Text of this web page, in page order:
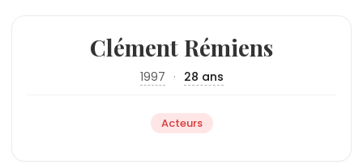
Clément Rémiens
1997 · 28 ans
Acteurs